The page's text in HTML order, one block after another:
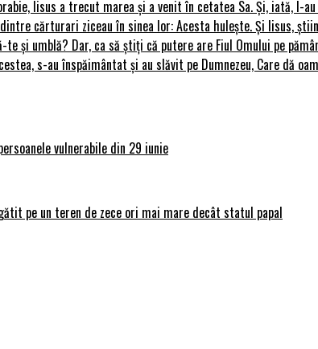
Iisus a trecut marea și a venit în cetatea Sa. Și, iată, I-
cărturari ziceau în sinea lor: Acesta hulește. Și Iisus,
și umblă? Dar, ca să știți că putere are Fiul Omului pe
s-au înspăimântat și au slăvit pe Dumnezeu, Care dă
vulnerabile din 29 iunie
pe un teren de zece ori mai mare decât statul papal